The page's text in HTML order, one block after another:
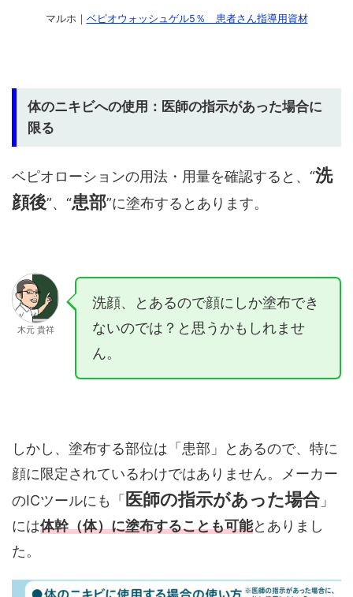
マルホ｜ ベピオウォッシュゲル5％ 患者さん指導用資材
体のニキビへの使用：医師の指示があった場合に
限る
ベピオローションの用法・用量を確認すると、“洗
顔後”、“患部”に塗布するとあります。
木元 貴祥
洗顔、とあるので顔にしか塗布でき
ないのでは？と思うかもしれませ
ん。
しかし、塗布する部位は「患部」とあるので、特に
顔に限定されているわけではありません。メーカー
のICツールにも「医師の指示があった場合 」
には体幹（体）に塗布することも可能とありまし
た。